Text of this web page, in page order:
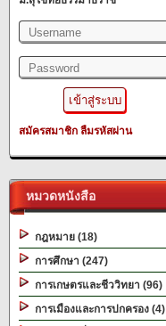
สมัครสมาชิก ลืมรหัสผ่าน
หมวดหนังสือ
กฎหมาย (18)
การศึกษา (247)
การเกษตรและชีววิทยา (96)
การเมืองและการปกครอง (4)